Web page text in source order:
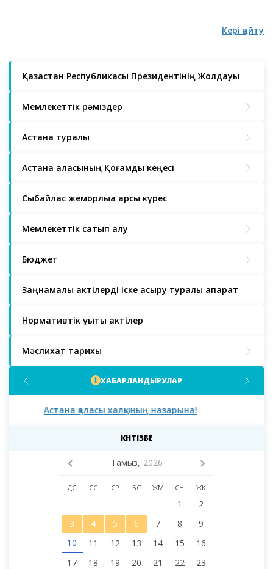
Қазақстан Республикасы Президентінің Жолдауы
Мемлекеттік рәміздер
Астана туралы
Астана қаласының Қоғамдық кеңесі
Сыбайлас жемқорлыққа қарсы күрес
Мемлекеттік сатып алу
Бюджет
Заңнамалық актілерді іске асыру туралы ақпарат
Нормативтік құқықтық актілер
Мәслихат тарихы
ХАБАРЛАНДЫРУЛАР
Астана қаласы халқының назарына!
КҮНТІЗБЕ
Тамыз, 2026
ДС СС СР БС ЖМ СН ЖК
1
2
3
4 5 6 7 8
9
10
11 12 13 14 15
16
17
18 19 20 21 22
23
Кері қайту